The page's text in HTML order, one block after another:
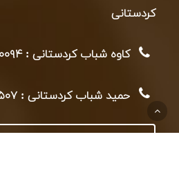
کردستانی
کاوه شباب کردستانی : ۰۹۰۱۲۶۱۰۰۹۴
حمید شباب کردستانی : ۰۹۱۸۸۷۳۰۵۰۷